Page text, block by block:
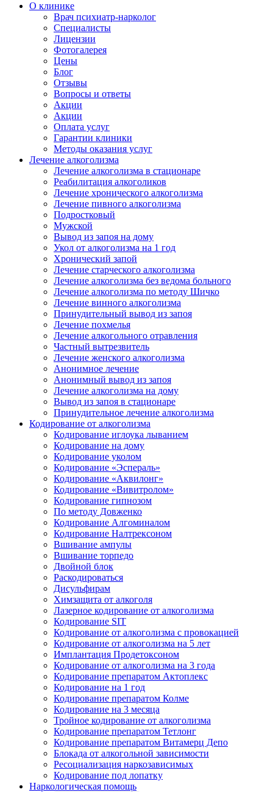
О клинике
Врач психиатр-нарколог
Специалисты
Лицензии
Фотогалерея
Цены
Блог
Отзывы
Вопросы и ответы
Акции
Акции
Оплата услуг
Гарантии клиники
Методы оказания услуг
Лечение алкоголизма
Лечение алкоголизма в стационаре
Реабилитация алкоголиков
Лечение хронического алкоголизма
Лечение пивного алкоголизма
Подростковый
Мужской
Вывод из запоя на дому
Укол от алкоголизма на 1 год
Хронический запой
Лечение старческого алкоголизма
Лечение алкоголизма без ведома больного
Лечение алкоголизма по методу Шичко
Лечение винного алкоголизма
Принудительный вывод из запоя
Лечение похмелья
Лечение алкогольного отравления
Частный вытрезвитель
Лечение женского алкоголизма
Анонимное лечение
Анонимный вывод из запоя
Лечение алкоголизма на дому
Вывод из запоя в стационаре
Принудительное лечение алкоголизма
Кодирование от алкоголизма
Кодирование иглоука лыванием
Кодирование на дому
Кодирование уколом
Кодирование «Эспераль»
Кодирование «Аквилонг»
Кодирование «Вивитролом»
Кодирование гипнозом
По методу Довженко
Кодирование Алгоминалом
Кодирование Налтрексоном
Вшивание ампулы
Вшивание торпедо
Двойной блок
Раскодироваться
Дисульфирам
Химзащита от алкоголя
Лазерное кодирование от алкоголизма
Кодирование SIT
Кодирование от алкоголизма с провокацией
Кодирование от алкоголизма на 5 лет
Имплантация Продетоксоном
Кодирование от алкоголизма на 3 года
Кодирование препаратом Актоплекс
Кодирование на 1 год
Кодирование препаратом Колме
Кодирование на 3 месяца
Тройное кодирование от алкоголизма
Кодирование препаратом Тетлонг
Кодирование препаратом Витамерц Депо
Блокада от алкогольной зависимости
Ресоциализация наркозависимых
Кодирование под лопатку
Наркологическая помощь